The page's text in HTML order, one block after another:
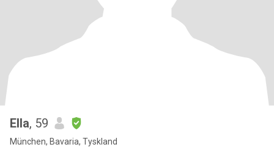
Ella, 59
München, Bavaria, Tyskland